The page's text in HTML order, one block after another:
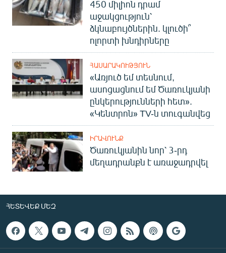
Հայերեն
Русский
ՀԵՏԵՎԵՔ ՄԵԶ
«Ազատության» բոլոր կայքերը
450 միլիոն դրամ
աջակցություն՝
ձկնաբույծներին. կլուծի՞
ոլորտի խնդիրները
ՀԱՍԱՐԱԿՈՒԹՅՈՒՆ
«Առյուծ եմ տեսնում,
ասոցացնում եմ Ծառուկյանի
ընկերությունների հետ».
«Կենտրոն» TV-ն տուգանվեց
ԻՐԱՎՈՒՆՔ
Ծառուկյանին նոր՝ 3-րդ
մեղադրանքն է առաջադրվել
ՀԵՏԵՎԵՔ ՄԵԶ